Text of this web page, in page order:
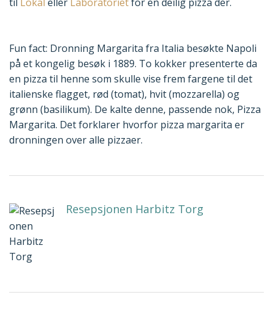
Fun fact: Dronning Margarita fra Italia besøkte Napoli
på et kongelig besøk i 1889. To kokker presenterte da
en pizza til henne som skulle vise frem fargene til det
italienske flagget, rød (tomat), hvit (mozzarella) og
grønn (basilikum). De kalte denne, passende nok, Pizza
Margarita. Det forklarer hvorfor pizza margarita er
dronningen over alle pizzaer.
Resepsjonen Harbitz Torg